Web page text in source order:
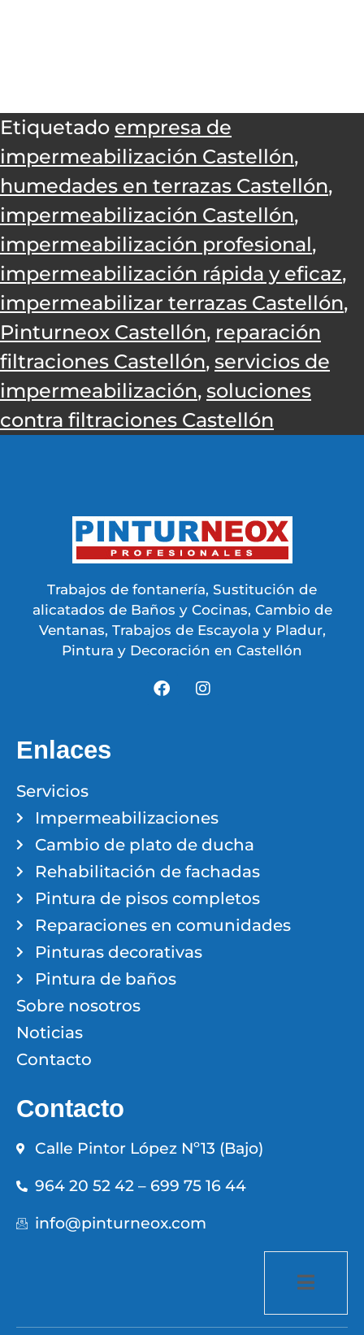
Etiquetado empresa de
impermeabilización Castellón,
humedades en terrazas Castellón,
impermeabilización Castellón,
impermeabilización profesional,
impermeabilización rápida y eficaz,
impermeabilizar terrazas Castellón,
Pinturneox Castellón, reparación
filtraciones Castellón, servicios de
impermeabilización, soluciones
contra filtraciones Castellón
Trabajos de fontanería, Sustitución de
alicatados de Baños y Cocinas, Cambio de
Ventanas, Trabajos de Escayola y Pladur,
Pintura y Decoración en Castellón
Enlaces
Servicios
Impermeabilizaciones
Cambio de plato de ducha
Rehabilitación de fachadas
Pintura de pisos completos
Reparaciones en comunidades
Pinturas decorativas
Pintura de baños
Sobre nosotros
Noticias
Contacto
Contacto
Calle Pintor López Nº13 (Bajo)
964 20 52 42 – 699 75 16 44
info@pinturneox.com